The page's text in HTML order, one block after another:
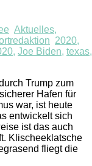
Aktuelles,
2020,
, Joe Biden, texas,
Trump zum
Hafen für
war, ist heute
entwickelt sich
ist das auch
Klischeeklatsche
fliegt die